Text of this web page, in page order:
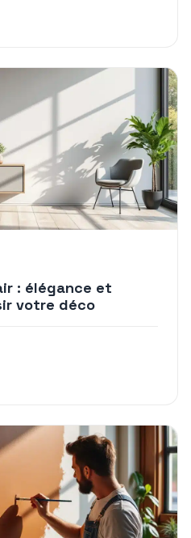
: élégance et
votre déco